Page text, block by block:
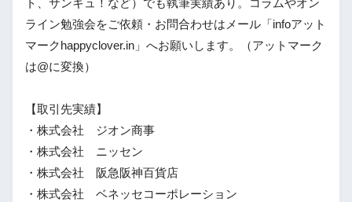
ト、サンキュ！など）でも執筆実績あり。コラムやオン
ライン勉強会をご依頼・お問合わせはメール「infoアット
マークhappyclover.in」へお願いします。（アットマーク
は@に変換）
【取引先実績】
・株式会社 ジオン商事
・株式会社 ニッセン
・株式会社 阪急阪神百貨店
・株式会社 ベネッセコーポレーション